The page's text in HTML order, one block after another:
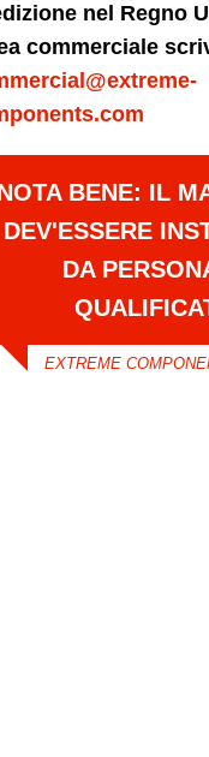
nel Regno
commerciale
BENE: IL
DEV'ESSERE
DA
EXTREME